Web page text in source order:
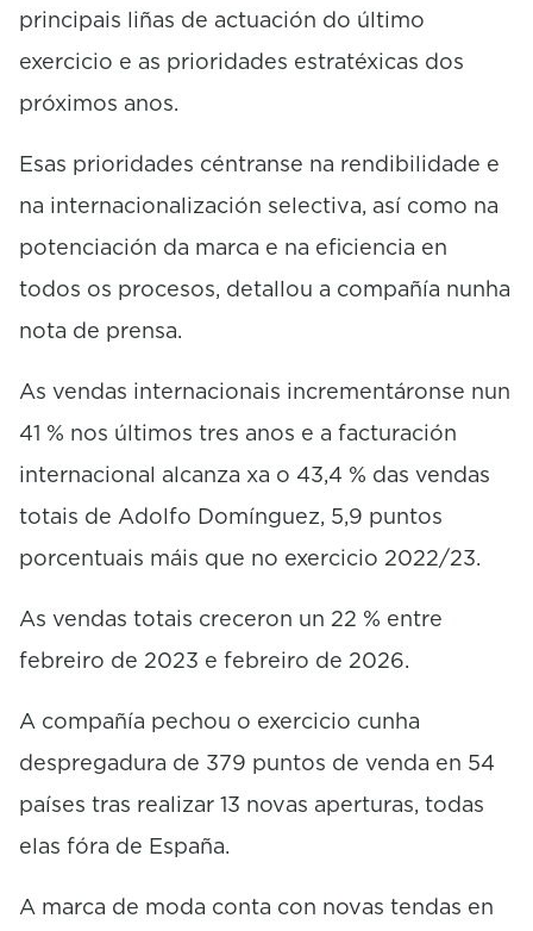
principais liñas de actuación do último
exercicio e as prioridades estratéxicas dos
próximos anos.
Esas prioridades céntranse na rendibilidade e
na internacionalización selectiva, así como na
potenciación da marca e na eficiencia en
todos os procesos, detallou a compañía nunha
nota de prensa.
As vendas internacionais incrementáronse nun
41 % nos últimos tres anos e a facturación
internacional alcanza xa o 43,4 % das vendas
totais de Adolfo Domínguez, 5,9 puntos
porcentuais máis que no exercicio 2022/23.
As vendas totais creceron un 22 % entre
febreiro de 2023 e febreiro de 2026.
A compañía pechou o exercicio cunha
despregadura de 379 puntos de venda en 54
países tras realizar 13 novas aperturas, todas
elas fóra de España.
A marca de moda conta con novas tendas en